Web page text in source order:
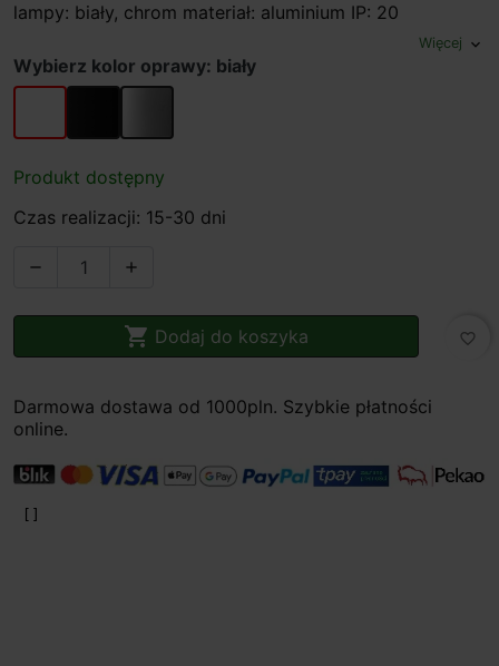
lampy: biały, chrom materiał: aluminium IP: 20
Więcej expand_more
Wybierz kolor oprawy: biały
biały czarnychrom
Produkt dostępny
Czas realizacji: 15-30 dni
 
 Dodaj do koszyka favorite_border
Darmowa dostawa od 1000pln. Szybkie płatności
online.